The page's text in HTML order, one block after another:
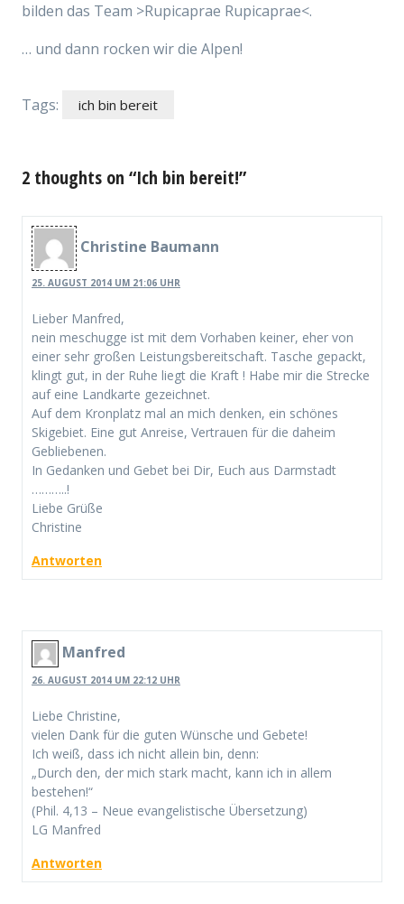
bilden das Team >Rupicaprae Rupicaprae<.
… und dann rocken wir die Alpen!
Tags: ich bin bereit
2 thoughts on “Ich bin bereit!”
Christine Baumann
25. AUGUST 2014 UM 21:06 UHR
Lieber Manfred,
nein meschugge ist mit dem Vorhaben keiner, eher von
einer sehr großen Leistungsbereitschaft. Tasche gepackt,
klingt gut, in der Ruhe liegt die Kraft ! Habe mir die Strecke
auf eine Landkarte gezeichnet.
Auf dem Kronplatz mal an mich denken, ein schönes
Skigebiet. Eine gut Anreise, Vertrauen für die daheim
Gebliebenen.
In Gedanken und Gebet bei Dir, Euch aus Darmstadt
………..!
Liebe Grüße
Christine
Antworten
Manfred
26. AUGUST 2014 UM 22:12 UHR
Liebe Christine,
vielen Dank für die guten Wünsche und Gebete!
Ich weiß, dass ich nicht allein bin, denn:
„Durch den, der mich stark macht, kann ich in allem
bestehen!“
(Phil. 4,13 – Neue evangelistische Übersetzung)
LG Manfred
Antworten